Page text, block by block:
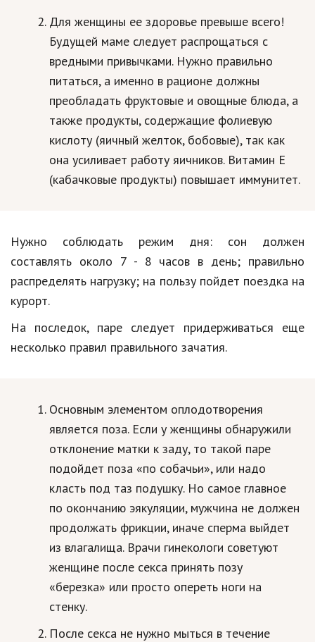
Для женщины ее здоровье превыше всего!
Будущей маме следует распрощаться с
вредными привычками. Нужно правильно
питаться, а именно в рационе должны
преобладать фруктовые и овощные блюда, а
также продукты, содержащие фолиевую
кислоту (яичный желток, бобовые), так как
она усиливает работу яичников. Витамин Е
(кабачковые продукты) повышает иммунитет.
Нужно соблюдать режим дня: сон должен
составлять около 7 - 8 часов в день; правильно
распределять нагрузку; на пользу пойдет поездка на
курорт.
На последок, паре следует придерживаться еще
несколько правил правильного зачатия.
Основным элементом оплодотворения
является поза. Если у женщины обнаружили
отклонение матки к заду, то такой паре
подойдет поза «по собачьи», или надо
класть под таз подушку. Но самое главное
по окончанию эякуляции, мужчина не должен
продолжать фрикции, иначе сперма выйдет
из влагалища. Врачи гинекологи советуют
женщине после секса принять позу
«березка» или просто опереть ноги на
стенку.
После секса не нужно мыться в течение